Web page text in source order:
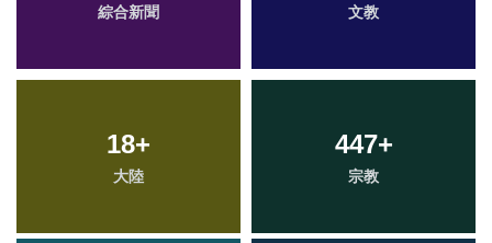
綜合新聞 文教
18+
大陸
447+
宗教